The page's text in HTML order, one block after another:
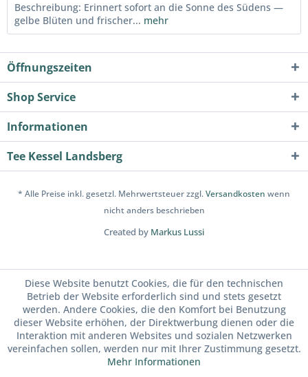
Beschreibung: Erinnert sofort an die Sonne des Südens —
gelbe Blüten und frischer... mehr
Öffnungszeiten
Shop Service
Informationen
Tee Kessel Landsberg
* Alle Preise inkl. gesetzl. Mehrwertsteuer zzgl.Versandkosten wenn
nicht anders beschrieben
Created by Markus Lussi
Diese Website benutzt Cookies, die für den technischen
Betrieb der Website erforderlich sind und stets gesetzt
werden. Andere Cookies, die den Komfort bei Benutzung
dieser Website erhöhen, der Direktwerbung dienen oder die
Interaktion mit anderen Websites und sozialen Netzwerken
vereinfachen sollen, werden nur mit Ihrer Zustimmung gesetzt.
Mehr Informationen